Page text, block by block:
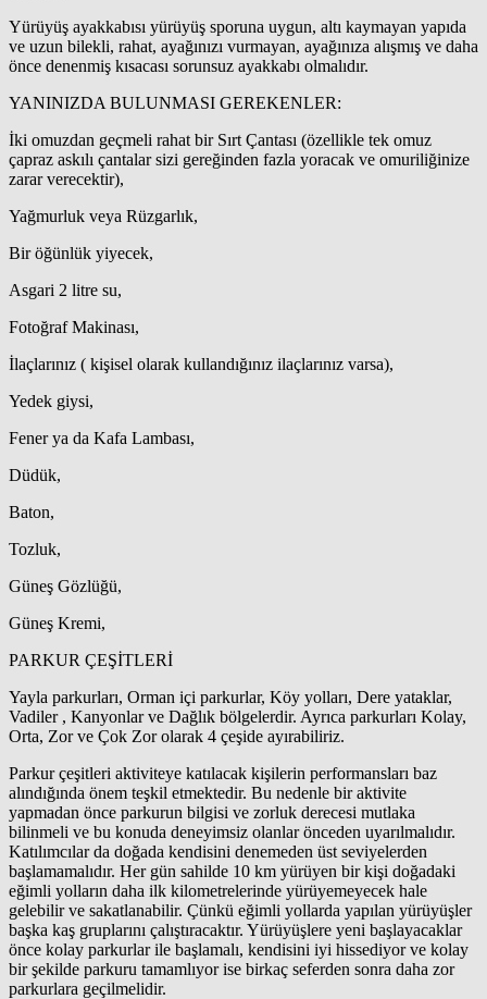
Yürüyüş ayakkabısı yürüyüş sporuna uygun, altı kaymayan yapıda
ve uzun bilekli, rahat, ayağınızı vurmayan, ayağınıza alışmış ve daha
önce denenmiş kısacası sorunsuz ayakkabı olmalıdır.
YANINIZDA BULUNMASI GEREKENLER:
İki omuzdan geçmeli rahat bir Sırt Çantası (özellikle tek omuz
çapraz askılı çantalar sizi gereğinden fazla yoracak ve omuriliğinize
zarar verecektir),
Yağmurluk veya Rüzgarlık,
Bir öğünlük yiyecek,
Asgari 2 litre su,
Fotoğraf Makinası,
İlaçlarınız ( kişisel olarak kullandığınız ilaçlarınız varsa),
Yedek giysi,
Fener ya da Kafa Lambası,
Düdük,
Baton,
Tozluk,
Güneş Gözlüğü,
Güneş Kremi,
PARKUR ÇEŞİTLERİ
Yayla parkurları, Orman içi parkurlar, Köy yolları, Dere yataklar,
Vadiler , Kanyonlar ve Dağlık bölgelerdir. Ayrıca parkurları Kolay,
Orta, Zor ve Çok Zor olarak 4 çeşide ayırabiliriz.
Parkur çeşitleri aktiviteye katılacak kişilerin performansları baz
alındığında önem teşkil etmektedir. Bu nedenle bir aktivite
yapmadan önce parkurun bilgisi ve zorluk derecesi mutlaka
bilinmeli ve bu konuda deneyimsiz olanlar önceden uyarılmalıdır.
Katılımcılar da doğada kendisini denemeden üst seviyelerden
başlamamalıdır. Her gün sahilde 10 km yürüyen bir kişi doğadaki
eğimli yolların daha ilk kilometrelerinde yürüyemeyecek hale
gelebilir ve sakatlanabilir. Çünkü eğimli yollarda yapılan yürüyüşler
başka kaş gruplarını çalıştıracaktır. Yürüyüşlere yeni başlayacaklar
önce kolay parkurlar ile başlamalı, kendisini iyi hissediyor ve kolay
bir şekilde parkuru tamamlıyor ise birkaç seferden sonra daha zor
parkurlara geçilmelidir.